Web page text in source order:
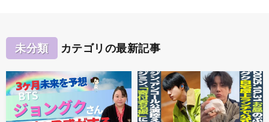
未分類 カテゴリの最新記事